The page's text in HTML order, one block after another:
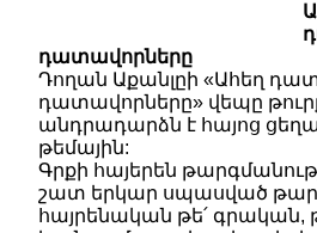
դատավորները
Դողան Աքանլըի «Ահեղ
դատավորները» վեպը
անդրադարձն է հայոց
թեմային:
Գրքի հայերեն
շատ երկար սպասված
հայրենական թե՛ գրական,